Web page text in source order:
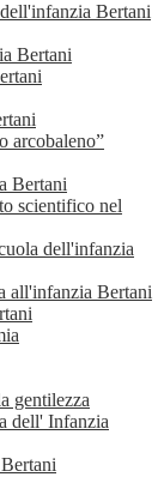
Bertani
Bertani
arcobaleno”
Bertani
scientifico nel
dell'infanzia
all'infanzia Bertani
gentilezza
dell' Infanzia